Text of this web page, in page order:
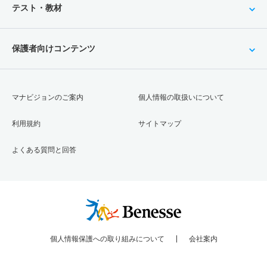
テスト・教材
保護者向けコンテンツ
マナビジョンのご案内
利用規約
よくある質問と回答
個人情報の取扱いについて
サイトマップ
個人情報保護への取り組みについて 会社案内